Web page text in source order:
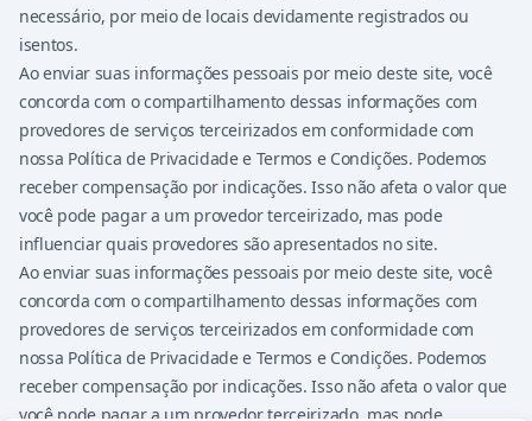
necessário, por meio de locais devidamente registrados ou
isentos.
Ao enviar suas informações pessoais por meio deste site, você
concorda com o compartilhamento dessas informações com
provedores de serviços terceirizados em conformidade com
nossa Política de Privacidade e Termos e Condições. Podemos
receber compensação por indicações. Isso não afeta o valor que
você pode pagar a um provedor terceirizado, mas pode
influenciar quais provedores são apresentados no site.
Ao enviar suas informações pessoais por meio deste site, você
concorda com o compartilhamento dessas informações com
provedores de serviços terceirizados em conformidade com
nossa Política de Privacidade e Termos e Condições. Podemos
receber compensação por indicações. Isso não afeta o valor que
você pode pagar a um provedor terceirizado, mas pode